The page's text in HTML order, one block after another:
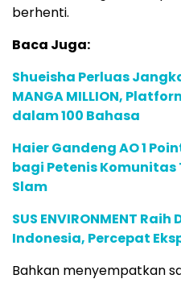
berhenti.
Baca Juga:
Shueisha Perluas
MANGA MILLION,
dalam 100 Bahasa
Haier Gandeng AO 1
bagi Petenis
Slam
SUS ENVIRONMENT
Indonesia, Percepat
Bahkan menyempatkan